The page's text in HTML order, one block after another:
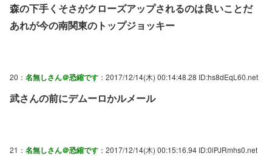
森の下手くそさがクローズアップされるのは良いことだ
あれが今の南関東のトップジョッキー
20： 名無しさん＠恐縮です ：2017/12/14(木) 00:14:48.28 ID:hs8dEqL60.net
武さんの前にデムーロかルメール
21： 名無しさん＠恐縮です ：2017/12/14(木) 00:15:16.94 ID:0lPJRmhs0.net